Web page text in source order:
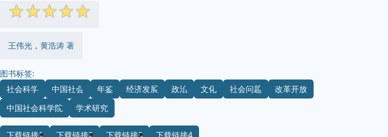
☆☆☆☆☆
王伟光，黄浩涛 著
图书标签:
社会科学
中国社会 年鉴 经济发展 政治 文化 社会问题
改革开放
中国社会科学院
学术研究